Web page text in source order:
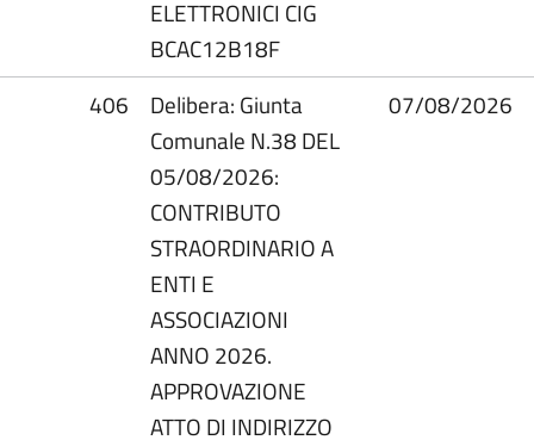
ELETTRONICI CIG
BCAC12B18F
406
Delibera: Giunta
Comunale N.38 DEL
05/08/2026:
CONTRIBUTO
STRAORDINARIO A
ENTI E
ASSOCIAZIONI
ANNO 2026.
APPROVAZIONE
ATTO DI INDIRIZZO
07/08/2026